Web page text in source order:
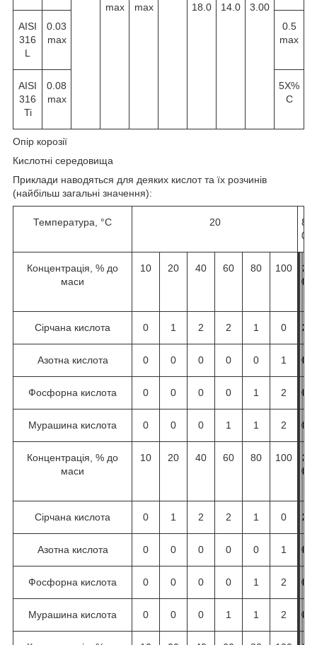
max
max
18.0
14.0
3.00
AISI
316
L
0.03
max
0.5
max
AISI
316
Ti
0.08
max
5X%
C
Опір корозії
Кислотні середовища
Приклади наводяться для деяких кислот та їх розчинів
(найбільш загальні значення):
Температура, °C 20
8
0
Концентрація, % до
маси
10 20 40 60 80 100
1
0
2
0
4
0
Сірчана кислота 0 1 2 2 1 0 222
Азотна кислота 0 0 0 0 0 1 000
Фосфорна кислота 0 0 0 0 1 2 000
Мурашина кислота 0 0 0 1 1 2 001
Концентрація, % до
маси
10 20 40 60 80 100
1
0
2
0
4
0
Сірчана кислота 0 1 2 2 1 0 222
Азотна кислота 0 0 0 0 0 1 000
Фосфорна кислота 0 0 0 0 1 2 000
Мурашина кислота 0 0 0 1 1 2 001